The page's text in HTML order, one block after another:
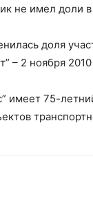
не имел доли
доля
– 2 ноября 2010
имеет 75-